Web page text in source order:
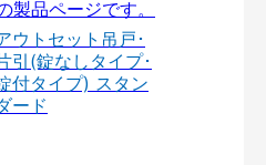
ウトセット吊戸･
引(錠なしタイプ･
付タイプ) スタン
ード